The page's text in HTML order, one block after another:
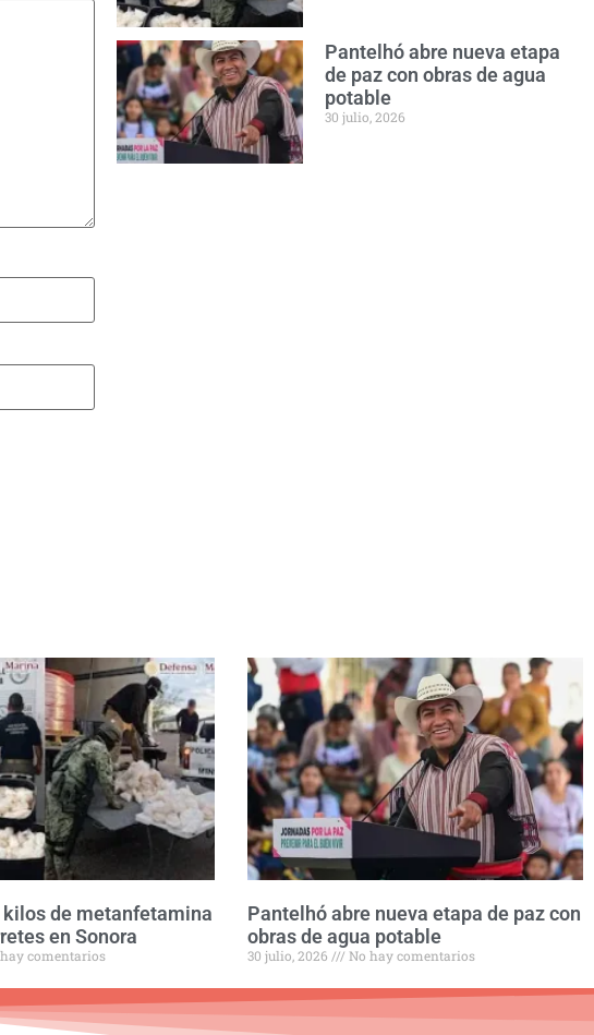
Pantelhó abre nueva etapa
de paz con obras de agua
potable
30 julio, 2026
kilos de metanfetamina
en Sonora
comentarios
Pantelhó abre nueva etapa de paz con
obras de agua potable
30 julio, 2026 No hay comentarios